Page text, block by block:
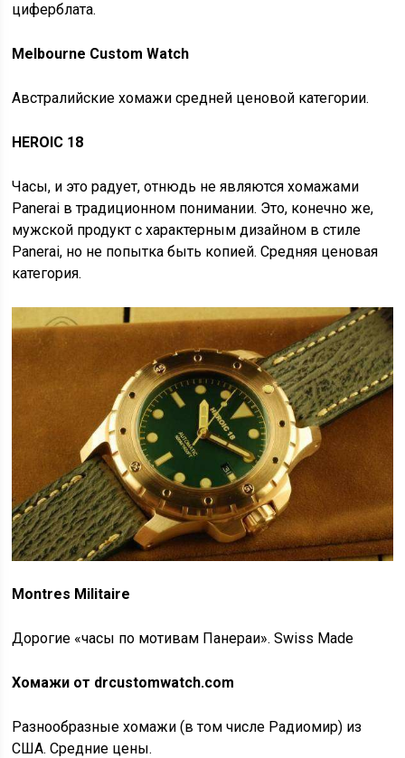
циферблата.
Melbourne Custom Watch
Австралийские хомажи средней ценовой категории.
HEROIC 18
Часы, и это радует, отнюдь не являются хомажами
Panerai в традиционном понимании. Это, конечно же,
мужской продукт с характерным дизайном в стиле
Panerai, но не попытка быть копией. Средняя ценовая
категория.
Montres Militaire
Дорогие «часы по мотивам Панераи». Swiss Made
Хомажи от drcustomwatch.com
Разнообразные хомажи (в том числе Радиомир) из
США. Средние цены.